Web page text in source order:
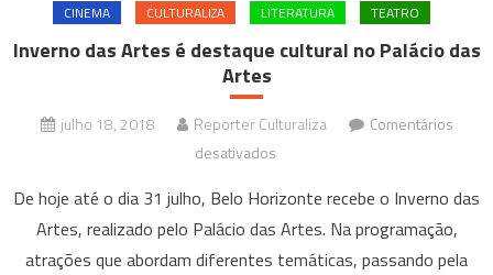
CINEMA CULTURALIZA LITERATURA TEATRO
Inverno das Artes é destaque cultural no Palácio das
Artes
julho 18, 2018 Reporter Culturaliza
Comentários
desativados
das
Artes
é
De hoje até o dia 31 julho, Belo Horizonte recebe o Inverno das
Artes, realizado pelo Palácio das Artes. Na programação,
atrações que abordam diferentes temáticas, passando pela